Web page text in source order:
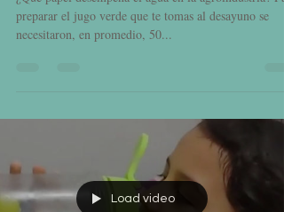
¿Qué papel desempeña el agua en la agroindustria?
preparar el jugo verde que te tomas al desayuno se